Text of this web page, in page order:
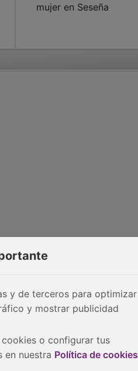
mujer en Seseña
y de terceros para optimizar
y mostrar publicidad
o configurar tus
en nuestra Política de cookies